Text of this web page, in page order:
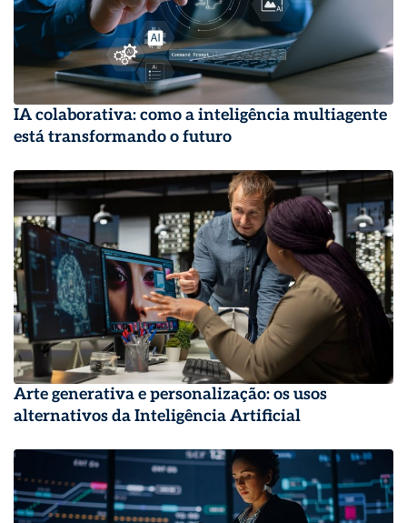
IA colaborativa: como a inteligência multiagente
está transformando o futuro
Arte generativa e personalização: os usos
alternativos da Inteligência Artificial